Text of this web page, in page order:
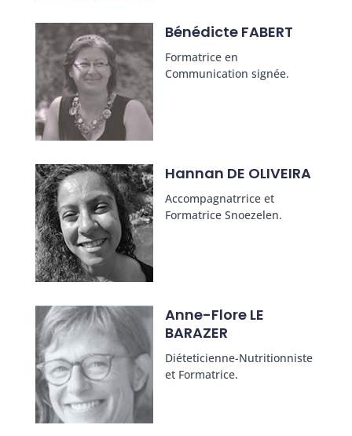
Bénédicte FABERT
Formatrice en
Communication signée.
Hannan DE OLIVEIRA
Accompagnatrrice et
Formatrice Snoezelen.
Anne-Flore LE
BARAZER
Diéteticienne-Nutritionniste
et Formatrice.